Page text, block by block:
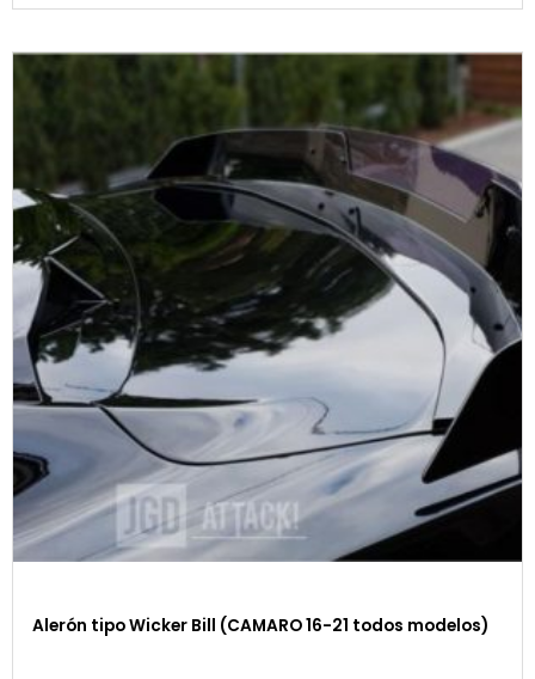
Alerón tipo Wicker Bill (CAMARO 16-21 todos modelos)